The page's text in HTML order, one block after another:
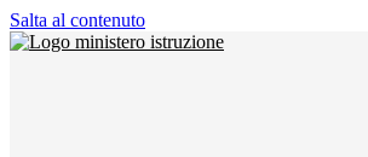
Salta al contenuto